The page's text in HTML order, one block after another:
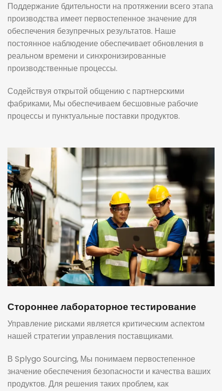
Поддержание бдительности на протяжении всего этапа
производства имеет первостепенное значение для
обеспечения безупречных результатов. Наше
постоянное наблюдение обеспечивает обновления в
реальном времени и синхронизированные
производственные процессы.
Содействуя открытой общению с партнерскими
фабриками, Мы обеспечиваем бесшовные рабочие
процессы и пунктуальные поставки продуктов.
Стороннее лабораторное тестирование
Управление рисками является критическим аспектом
нашей стратегии управления поставщиками.
В Splygo Sourcing, Мы понимаем первостепенное
значение обеспечения безопасности и качества ваших
продуктов. Для решения таких проблем, как